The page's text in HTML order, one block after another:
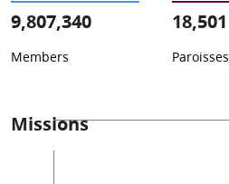
9,807,340
Members
18,501
Paroisses
Missions